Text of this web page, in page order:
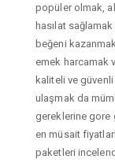
popüler olmak,
hasılat
beğeni
emek harcamak
kaliteli ve güvenli
ulaşmak da
gereklerine
en müsait
paketleri